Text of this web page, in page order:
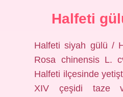
Halfeti
Halfeti siyah gülü /
Rosa chinensis L.
Halfeti ilçesinde
XIV çeşidi taze